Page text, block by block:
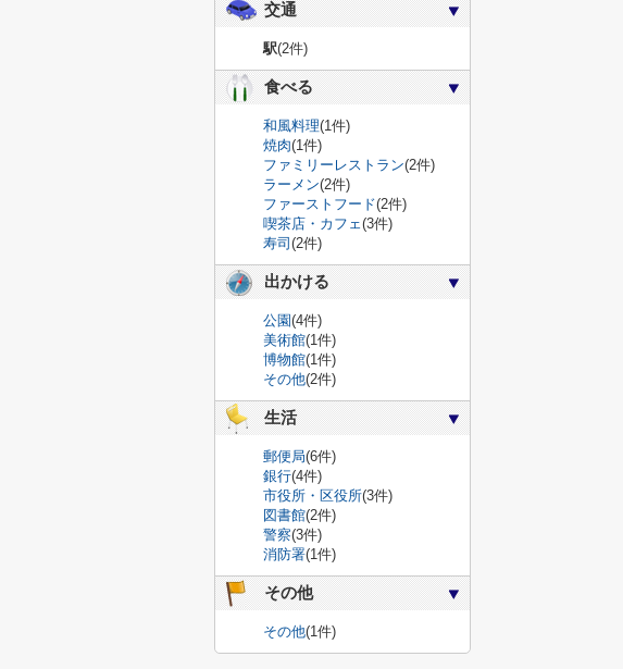
交通
駅(2件)
食べる
和風料理(1件)
焼肉(1件)
ファミリーレストラン(2件)
ラーメン(2件)
ファーストフード(2件)
喫茶店・カフェ(3件)
寿司 (2件)
出かける
公園(4件)
美術館(1件)
博物館(1件)
その他(2件)
生活
郵便局(6件)
銀行(4件)
市役所・区役所(3件)
図書館(2件)
警察(3件)
消防署(1件)
その他
その他(1件)